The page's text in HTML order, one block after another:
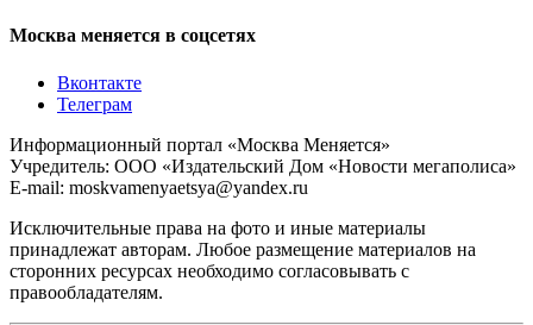
Москва меняется в соцсетях
Вконтакте
Телеграм
Информационный портал «Москва Меняется»
Учредитель: ООО «Издательский Дом «Новости мегаполиса»
E-mail: moskvamenyaetsya@yandex.ru
Исключительные права на фото и иные материалы
принадлежат авторам. Любое размещение материалов на
сторонних ресурсах необходимо согласовывать с
правообладателям.